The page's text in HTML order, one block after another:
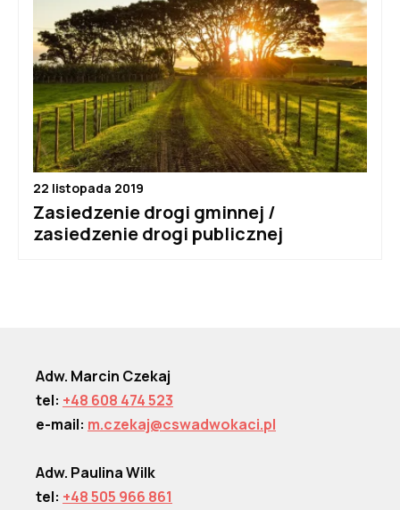
22 listopada 2019
Zasiedzenie drogi gminnej /
zasiedzenie drogi publicznej
Adw. Marcin Czekaj
tel: +48 608 474 523
e-mail: m.czekaj@cswadwokaci.pl
Adw. Paulina Wilk
tel: +48 505 966 861